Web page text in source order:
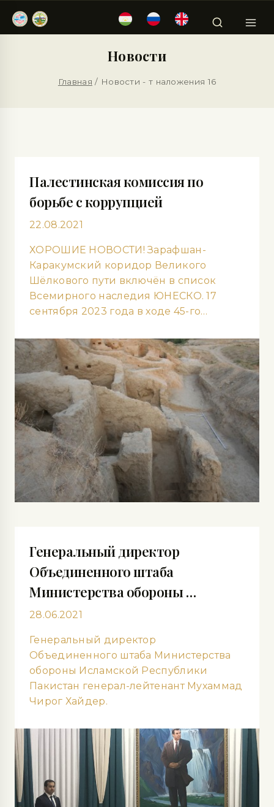
Новости
Главная / Новости - т наложения 16
Палестинская комиссия по
борьбе с коррупцией
22.08.2021
ХОРОШИЕ НОВОСТИ! Зарафшан-
Каракумский коридор Великого
Шёлкового пути включён в список
Всемирного наследия ЮНЕСКО. 17
сентября 2023 года в ходе 45-го…
Генеральный директор
Объединенного штаба
Министерства обороны …
28.06.2021
Генеральный директор
Объединенного штаба Министерства
обороны Исламской Республики
Пакистан генерал-лейтенант Мухаммад
Чирог Хайдер.